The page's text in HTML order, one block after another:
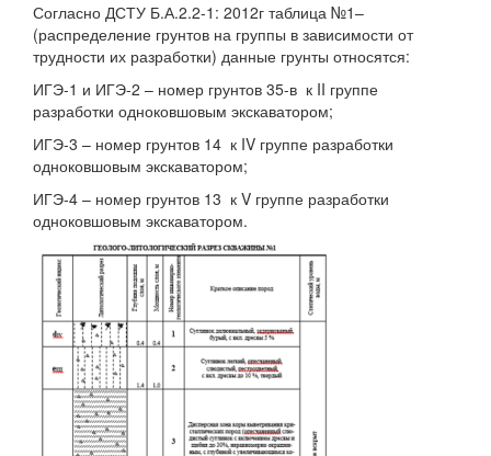
Согласно ДСТУ Б.А.2.2-1: 2012г таблица №1–
(распределение грунтов на группы в зависимости от
трудности их разработки) данные грунты относятся:
ИГЭ-1 и ИГЭ-2 – номер грунтов 35-в к II группе
разработки одноковшовым экскаватором;
ИГЭ-3 – номер грунтов 14 к IV группе разработки
одноковшовым экскаватором;
ИГЭ-4 – номер грунтов 13 к V группе разработки
одноковшовым экскаватором.